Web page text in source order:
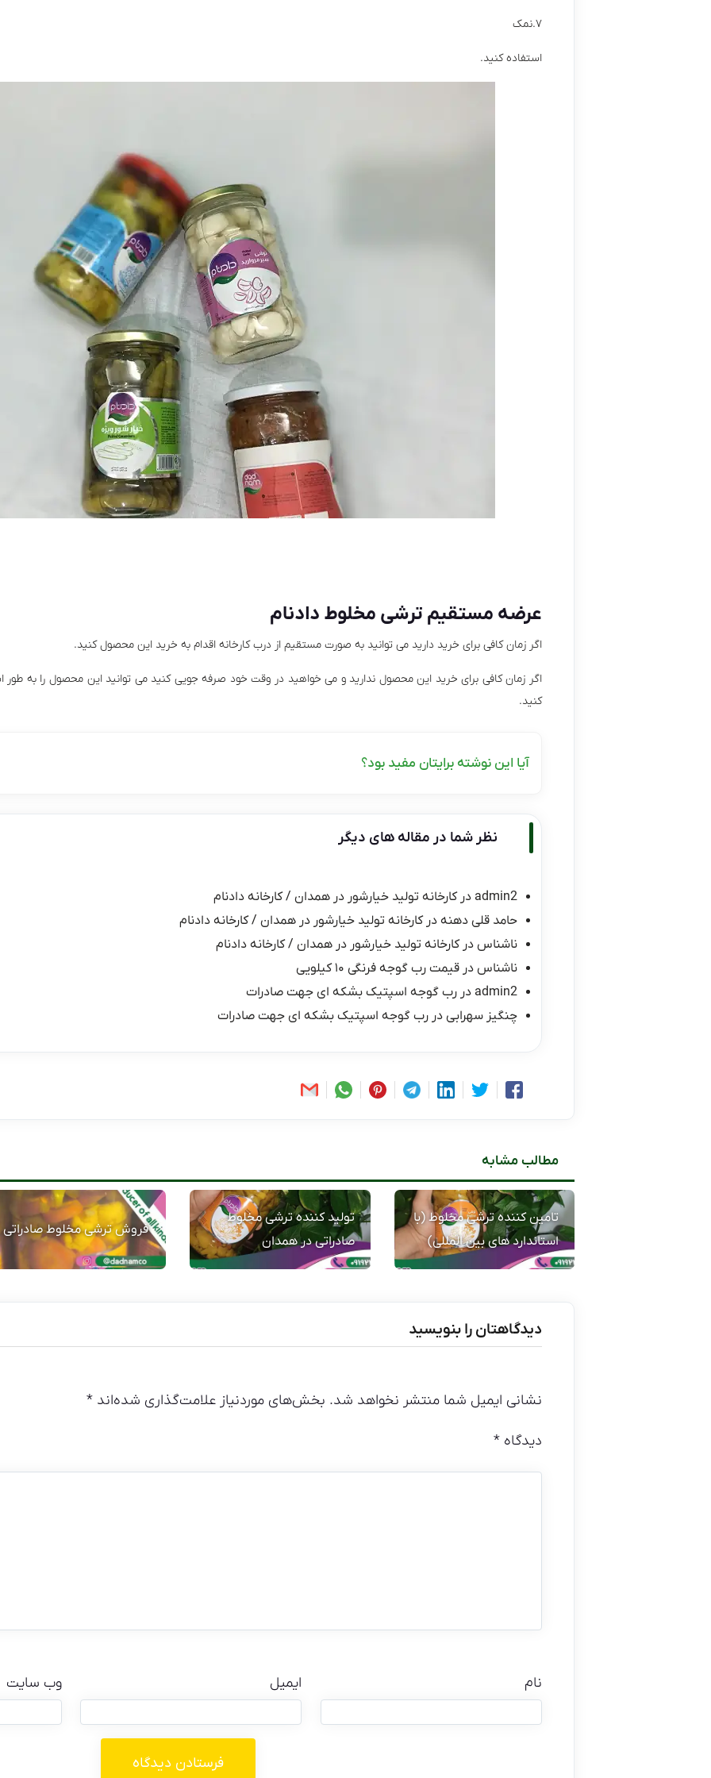
۷.نمک
استفاده کنید.
عرضه مستقیم ترشی مخلوط دادنام
اگر زمان کافی برای خرید دارید می توانید به صورت مستقیم از درب کارخانه اقدام به خرید این محصول کنید.
اگر زمان کافی برای خرید این محصول ندارید و می خواهید در وقت خود صرفه جویی کنید می توانید این محصول را به طور
کنید.
آیا این نوشته برایتان مفید بود؟
نظر شما در مقاله های دیگر
admin2 درکارخانه تولید خیارشور در همدان / کارخانه دادنام
حامد قلی دهنه درکارخانه تولید خیارشور در همدان / کارخانه دادنام
ناشناس درکارخانه تولید خیارشور در همدان / کارخانه دادنام
ناشناس در قیمت رب گوجه فرنگی ۱۰ کیلویی
admin2 در رب گوجه اسپتیک بشکه ای جهت صادرات
چنگیز سهرابی در رب گوجه اسپتیک بشکه ای جهت صادرات
مطالب مشابه
تامین کننده ترشی مخلوط (با
استاندارد های بین المللی)
تولید کننده ترشی مخلوط
صادراتی در همدان
فروش ترشی مخلوط صادراتی
دیدگاهتان را بنویسید
نشانی ایمیل شما منتشر نخواهد شد. بخش‌های موردنیاز علامت‌گذاری شده‌اند *
دیدگاه *
نام ایمیل وب‌ سایت